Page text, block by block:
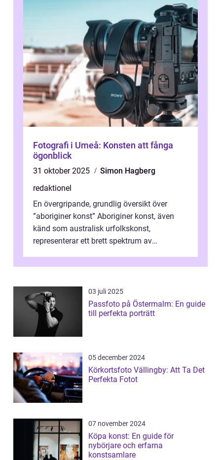
Fotografi i Umeå: Konsten att fånga
ögonblick
31 oktober 2025
Simon Hagberg
redaktionel
En övergripande, grundlig översikt över
”aboriginer konst” Aboriginer konst, även
känd som australisk urfolkskonst,
representerar ett brett spektrum av
03 juli 2025
Passfoto på Östermalm: En guide
till perfekta porträtt
05 december 2024
Körkortsfoto Vällingby: Att Ta Det
Perfekta Fotot
07 november 2024
Köpa konst: En guide för
nybörjare och erfarna
konstsamlare